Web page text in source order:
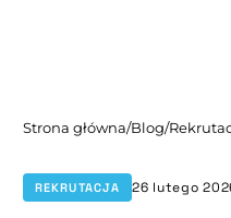
Strona główna/Blog/
REKRUTACJA 26 lutego